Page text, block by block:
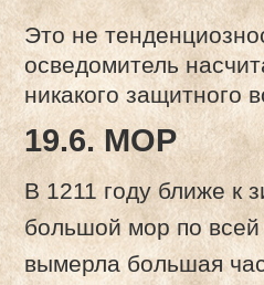
Это не
осведомитель
никакого защитного
19.6. МОР
В 1211 году ближе к
большой мор по
вымерла большая